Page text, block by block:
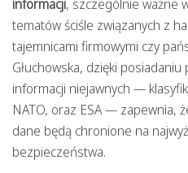
informacji, szczególnie ważne
tematów ściśle związanych z
tajemnicami firmowymi czy
Głuchowska, dzięki
informacji niejawnych —
NATO, oraz ESA — zapewnia,
dane będą chronione na
bezpieczeństwa.